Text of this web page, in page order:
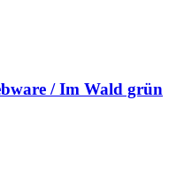
/ Im Wald grün